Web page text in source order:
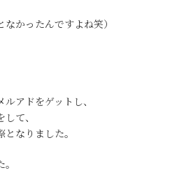
なかったんですよね笑）
アドをゲットし、
て、
なりました。